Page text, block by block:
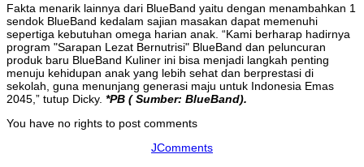
Fakta menarik lainnya dari BlueBand yaitu dengan menambahkan 1
sendok BlueBand kedalam sajian masakan dapat memenuhi
sepertiga kebutuhan omega harian anak. “Kami berharap hadirnya
program "Sarapan Lezat Bernutrisi" BlueBand dan peluncuran
produk baru BlueBand Kuliner ini bisa menjadi langkah penting
menuju kehidupan anak yang lebih sehat dan berprestasi di
sekolah, guna menunjang generasi maju untuk Indonesia Emas
2045,” tutup Dicky. *PB ( Sumber: BlueBand).
You have no rights to post comments
JComments